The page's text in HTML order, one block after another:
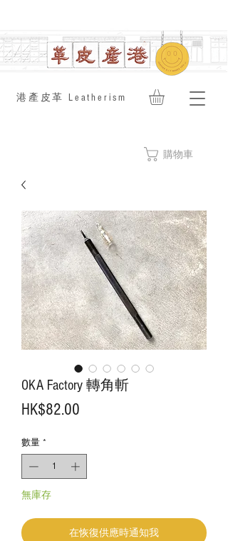
​港產皮革 Leatherism
購物車
OKA Factory 轉角斬
HK$82.00
數量 *
無庫存
在恢復供應時通知我